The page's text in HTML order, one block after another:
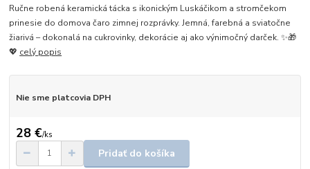
Ručne robená keramická tácka s ikonickým Luskáčikom a stromčekom
prinesie do domova čaro zimnej rozprávky. Jemná, farebná a sviatočne
žiarivá – dokonalá na cukrovinky, dekorácie aj ako výnimočný darček. ✨🎁
💖 celý popis
Nie sme platcovia DPH
28 €/ks
Pridať do košíka